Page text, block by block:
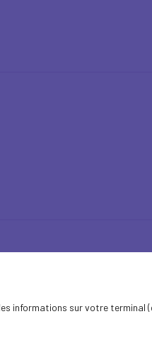
informations sur votre